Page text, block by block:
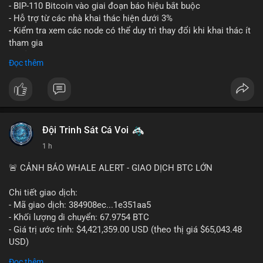
Lời khuyên: Nhà đầu tư nhỏ lẻ nên thận trọng quan sát biến
động thanh khoản trong 24-48 giờ tới. Tránh hành động theo
cảm xúc, hãy chờ xác nhận điểm đến của số BTC này trước khi
điều chỉnh vị thế.
#556btc #36trusd
- BIP-110 Bitcoin vào giai đoạn báo hiệu bắt buộc
- Hỗ trợ từ các nhà khai thác hiện dưới 3%
- Kiểm tra xem các node có thể duy trì thay đổi khi khai thác ít
tham gia
#vlikevn #titanbot
📰 Nguồn: Cointelegraph
Đọc thêm
Đội Trinh Sát Cá Voi
1 h
🚨 CẢNH BÁO WHALE ALERT - GIAO DỊCH BTC LỚN
Chi tiết giao dịch:
- Mã giao dịch: 384908ec...1e351aa5
- Khối lượng di chuyển: 67.9754 BTC
- Giá trị ước tính: $4,421,359.00 USD (theo thị giá $65,043.48
USD)